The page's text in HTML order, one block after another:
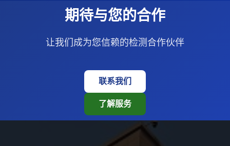
期待与您的合作
让我们成为您信赖的检测合作伙伴
联系我们
了解服务